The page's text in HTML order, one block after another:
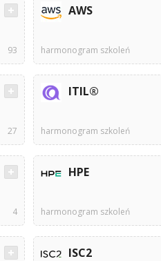
93
AWS
harmonogram szkoleń
27
ITIL®
harmonogram szkoleń
4
HPE
harmonogram szkoleń
ISC2